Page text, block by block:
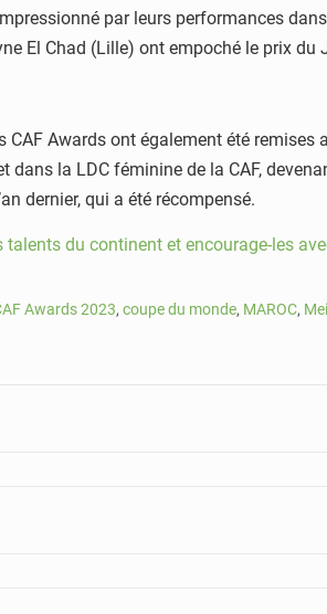
par leurs performances
El Chad (Lille) ont empoché le prix du
Awards ont également été
dans la LDC féminine de la CAF,
dernier, qui a été récompensé.
du continent et encourage-les
Awards 2023, coupe du monde, MAROC,